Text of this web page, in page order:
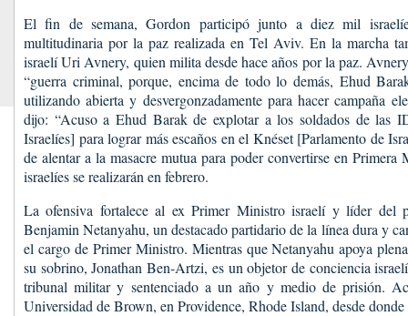
El fin de semana, Gordon participó junto a diez mil
multitudinaria por la paz realizada en Tel Aviv. En la marcha
israelí Uri Avnery, quien milita desde hace años por la paz.
“guerra criminal, porque, encima de todo lo demás, Ehud
utilizando abierta y desvergonzadamente para hacer campaña
dijo: “Acuso a Ehud Barak de explotar a los soldados de las
Israelíes] para lograr más escaños en el Knéset [Parlamento de
de alentar a la masacre mutua para poder convertirse en Primera
israelíes se realizarán en febrero.
La ofensiva fortalece al ex Primer Ministro israelí y líder del
Benjamin Netanyahu, un destacado partidario de la línea dura y
el cargo de Primer Ministro. Mientras que Netanyahu apoya
su sobrino, Jonathan Ben-Artzi, es un objetor de conciencia
tribunal militar y sentenciado a un año y medio de prisión.
Universidad de Brown, en Providence, Rhode Island, desde